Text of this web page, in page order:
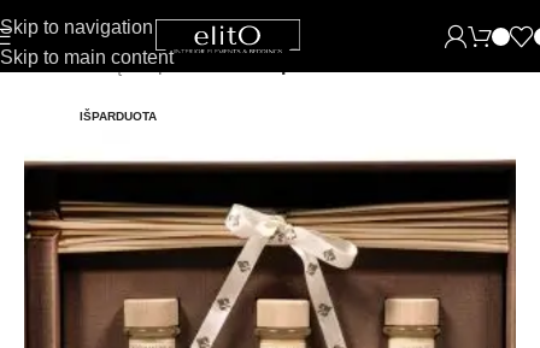
Skip to navigation
Skip to main content
Pradžia Namų kvapai
IŠPARDUOTA